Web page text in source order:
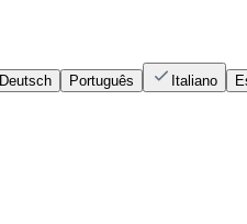
Deutsch Português Italiano